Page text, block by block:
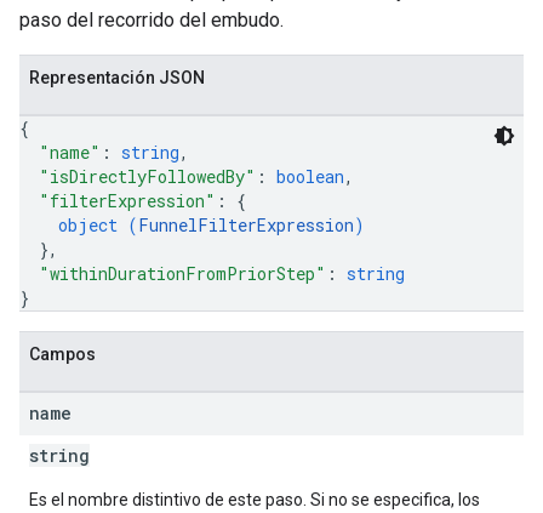
paso del recorrido del embudo.
Representación JSON
{
"name" : string,
"isDirectlyFollowedBy" : boolean,
"filterExpression" : {
object (FunnelFilterExpression)
},
"withinDurationFromPriorStep" : string
}
Campos
name
string
Es el nombre distintivo de este paso. Si no se especifica, los